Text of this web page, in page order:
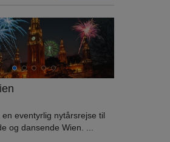
en eventyrlig nytårsrejse til
og dansende Wien. ...